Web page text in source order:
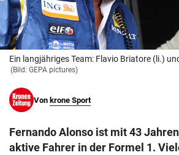
© Krone Multimedia GmbH & Co KG 2026
Muthgasse 2, 1190 Wien
Ein langjähriges Team: Flavio Briatore (li.)
(Bild: GEPA pictures)
Von krone Sport
Fernando Alonso ist mit 43
aktive Fahrer in der Formel 1.